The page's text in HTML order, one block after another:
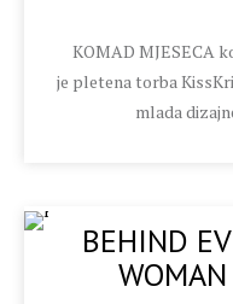
KOMAD MJESECA
je pletena torba
mlada
BEHIND